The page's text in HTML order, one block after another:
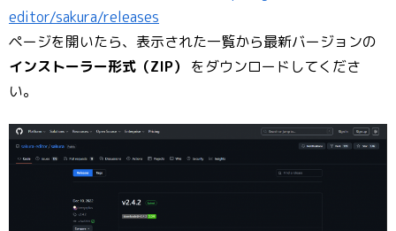
editor/sakura/releases
ページを開いたら、表示された一覧から最新バージョンの
インストーラー形式（ZIP）
をダウンロードしてくださ
い。